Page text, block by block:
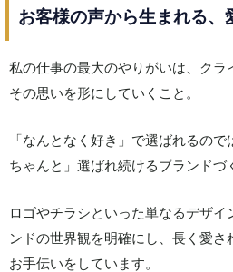
お客様の声から生まれる、
私の仕事の最大のやりがいは、クラ
その思いを形にしていくこと。
「なんとなく好き」で選ばれるの
ちゃんと」選ばれ続けるブランドづ
ロゴやチラシといった単なるデザイ
ンドの世界観を明確にし、長く愛さ
お手伝いをしています。